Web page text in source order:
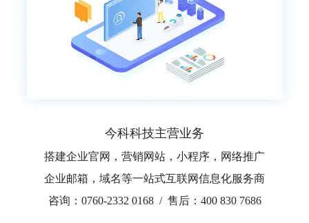
今科科技主营业务
搭建企业官网，营销网站，小程序，网络推广
企业邮箱，域名等一站式互联网信息化服务商
咨询：0760-2332 0168 / 售后：400 830 7686